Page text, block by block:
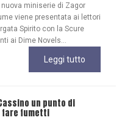
miniserie di Zagor
viene presentata ai lettori
Spirito con la Scure
ai Dime Novels...
Leggi tutto
un punto di
fare fumetti